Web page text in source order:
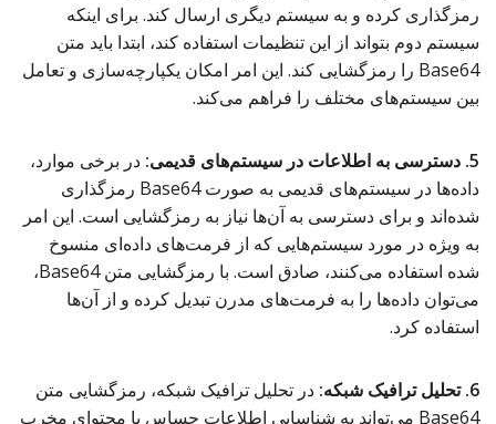
رمزگذاری کرده و به سیستم دیگری ارسال کند. برای اینکه
سیستم دوم بتواند از این تنظیمات استفاده کند، ابتدا باید متن
Base64 را رمزگشایی کند. این امر امکان یکپارچه‌سازی و تعامل
بین سیستم‌های مختلف را فراهم می‌کند.
5. دسترسی به اطلاعات در سیستم‌های قدیمی:
در برخی موارد،
داده‌ها در سیستم‌های قدیمی به صورت Base64 رمزگذاری
شده‌اند و برای دسترسی به آن‌ها نیاز به رمزگشایی است. این امر
به ویژه در مورد سیستم‌هایی که از فرمت‌های داده‌ای منسوخ
شده استفاده می‌کنند، صادق است. با رمزگشایی متن Base64،
می‌توان داده‌ها را به فرمت‌های مدرن تبدیل کرده و از آن‌ها
استفاده کرد.
6. تحلیل ترافیک شبکه:
در تحلیل ترافیک شبکه، رمزگشایی متن
Base64 می‌تواند به شناسایی اطلاعات حساس یا محتوای مخرب